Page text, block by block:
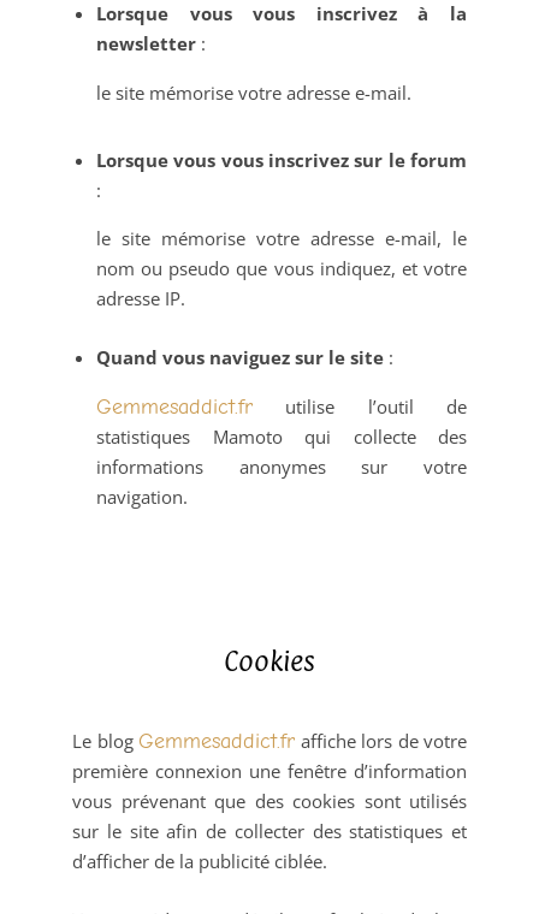
Lorsque vous vous inscrivez à la
newsletter :
le site mémorise votre adresse e-mail.
Lorsque vous vous inscrivez sur le forum
:
le site mémorise votre adresse e-mail, le
nom ou pseudo que vous indiquez, et votre
adresse IP.
Quand vous naviguez sur le site :
Gemmesaddict.fr utilise l’outil de
statistiques Mamoto qui collecte des
informations anonymes sur votre
navigation.
Cookies
Le blog Gemmesaddict.fr affiche lors de votre
première connexion une fenêtre d’information
vous prévenant que des cookies sont utilisés
sur le site afin de collecter des statistiques et
d’afficher de la publicité ciblée.